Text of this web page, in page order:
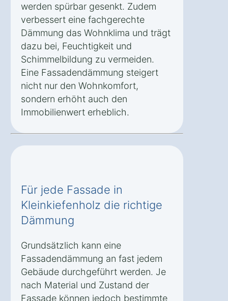
werden spürbar gesenkt. Zudem
verbessert eine fachgerechte
Dämmung das Wohnklima und trägt
dazu bei, Feuchtigkeit und
Schimmelbildung zu vermeiden.
Eine Fassadendämmung steigert
nicht nur den Wohnkomfort,
sondern erhöht auch den
Immobilienwert erheblich.
Für jede Fassade in
Kleinkiefenholz die richtige
Dämmung
Grundsätzlich kann eine
Fassadendämmung an fast jedem
Gebäude durchgeführt werden. Je
nach Material und Zustand der
Fassade können jedoch bestimmte